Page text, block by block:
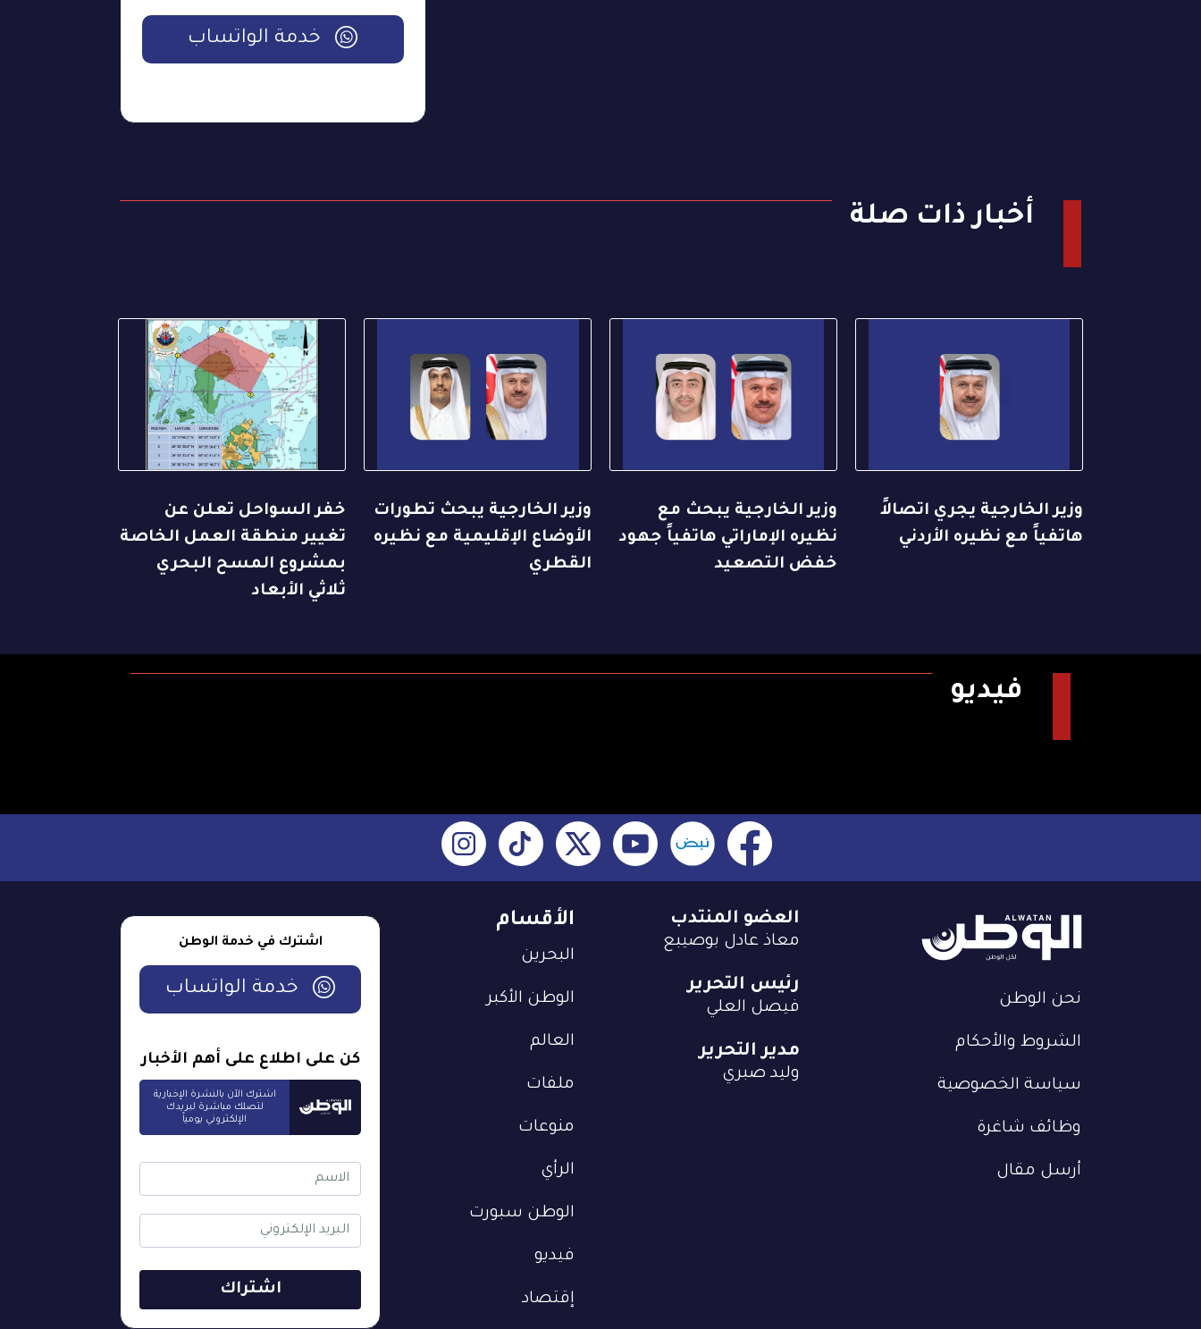
خدمة الواتساب
أخبار ذات صلة
وزير الخارجية يجري اتصالاً
هاتفياً مع نظيره الأردني
وزير الخارجية يبحث مع
نظيره الإماراتي هاتفياً جهود
خفض التصعيد
وزير الخارجية يبحث تطورات
الأوضاع الإقليمية مع نظيره
القطري
خفر السواحل تعلن عن
تغيير منطقة العمل الخاصة
بمشروع المسح البحري
ثلاثي الأبعاد
فيديو
نحن الوطن
الشروط والأحكام
سياسة الخصوصية
وظائف شاغرة
أرسل مقال
الأقسام
البحرين
الوطن الأكبر
العالم
ملفات
منوعات
الرأي
الوطن سبورت
فيديو
إقتصاد
العضو المنتدب
معاذ عادل بوصيبع
رئيس التحرير
فيصل العلي
مدير التحرير
وليد صبري
اشترك في خدمة الوطن
خدمة الواتساب
كن على اطلاع على أهم الأخبار
اشترك الآن بالنشرة الإخبارية
لتصلك مباشرة لبريدك
الإلكتروني يومياً
اشتراك